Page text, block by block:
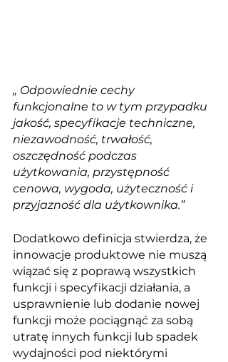
„ Odpowiednie cechy
funkcjonalne to w tym przypadku
jakość, specyfikacje techniczne,
niezawodność, trwałość,
oszczędność podczas
użytkowania, przystępność
cenowa, wygoda, użyteczność i
przyjazność dla użytkownika.”
Dodatkowo definicja stwierdza, że
innowacje produktowe nie muszą
wiązać się z poprawą wszystkich
funkcji i specyfikacji działania, a
usprawnienie lub dodanie nowej
funkcji może pociągnąć za sobą
utratę innych funkcji lub spadek
wydajności pod niektórymi